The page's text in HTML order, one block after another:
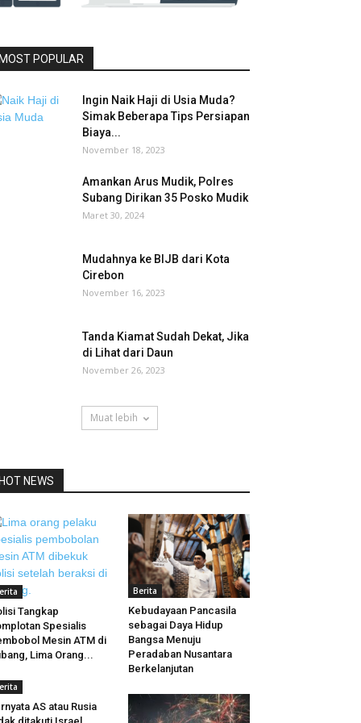
MOST POPULAR
Ingin Naik Haji di Usia Muda?
Simak Beberapa Tips Persiapan
Biaya...
November 18, 2023
Amankan Arus Mudik, Polres
Subang Dirikan 35 Posko Mudik
Maret 30, 2024
Mudahnya ke BIJB dari Kota
Cirebon
November 16, 2023
Tanda Kiamat Sudah Dekat, Jika
di Lihat dari Daun
November 26, 2023
Muat lebih
HOT NEWS
Tangkap
Spesialis
Mesin ATM di
Lima Orang...
Berita
Kebudayaan Pancasila
sebagai Daya Hidup
Bangsa Menuju
Peradaban Nusantara
Berkelanjutan
AS atau Rusia